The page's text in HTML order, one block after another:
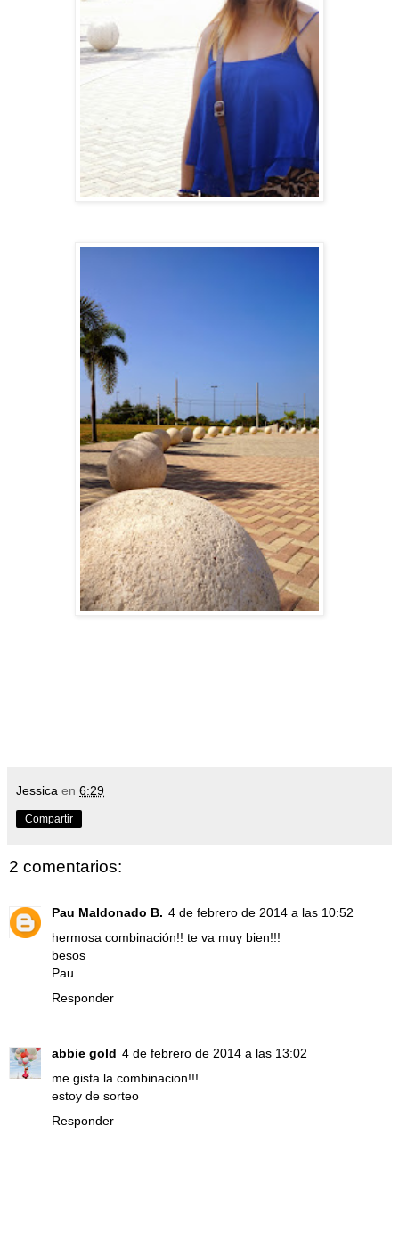
Jessica en 6:29
Compartir
2 comentarios:
Pau Maldonado B. 4 de febrero de 2014 a las 10:52
hermosa combinación!! te va muy bien!!!
besos
Pau
Responder
abbie gold 4 de febrero de 2014 a las 13:02
me gista la combinacion!!!
estoy de sorteo
Responder